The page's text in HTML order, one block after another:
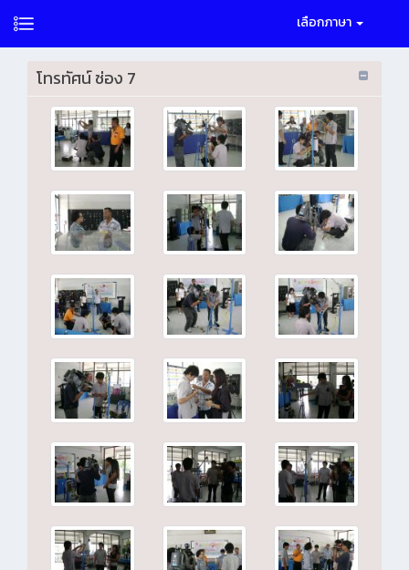
เลือกภาษา
โทรทัศน์ ช่อง 7